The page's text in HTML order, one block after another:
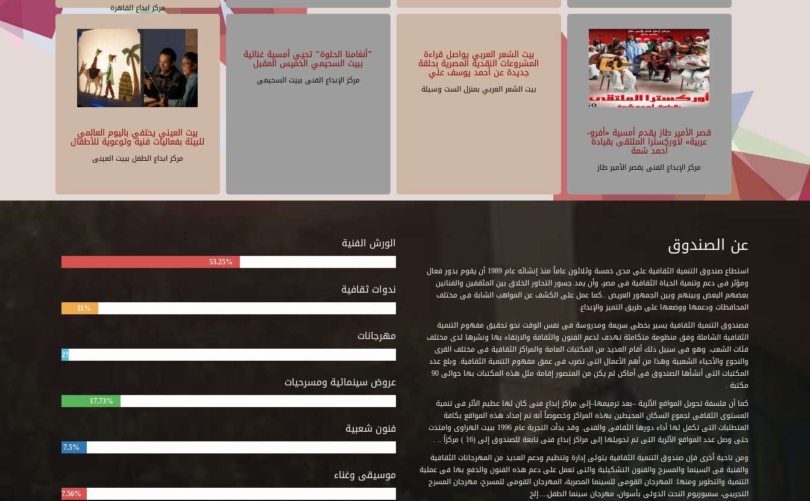
مركز ابداع القاهرة
بيت العيني يحتفي باليوم العالمي
للبيئة بفعاليات فنية وتوعوية للأطفال
مركز ابداع الطفل ببيت العينى
"أنغامنا الحلوة" تحيي أمسية غنائية
ببيت السحيمي الخميس المقبل
مركز الإبداع الفنى ببيت السحيمى
بيت الشعر العربي يواصل قراءة
المشروعات النقدية المصرية بحلقة
جديدة عن أحمد يوسف علي
بيت الشعر العربي بمنزل الست وسيلة
قصر الأمير طاز يقدم أمسية «أفرو-
عربية» لأوركسترا الملتقى بقيادة
أحمد شمة
مركز الإبداع الفنى بقصر الأمير طاز
الورش الفنية
53.25%
ندوات ثقافية
11%
مهرجانات
2%
عروض سينمائية ومسرحيات
17.73%
فنون شعبية
7.5%
موسيقى وغناء
7.56%
عن الصندوق
استطاع صندوق التنمية الثقافية على مدى خمسة وثلاثون عاماً منذ إنشائه عام 1989 أن يقوم بدور فعال
ومؤثر فى دعم وتنمية الحياة الثقافية فى مصر، وأن يمد جسور التحاور الخلاق بين المثقفين والفنانين
بعضهم البعض وبينهم وبين الجمهور العريض ..كما عمل على الكشف عن المواهب الشابة فى مختلف
المحافظات ودعمها ووضعها على طريق التميز والإبداع.
فصندوق التنمية الثقافية يسير بخطى سريعة ومدروسة فى نفس الوقت نحو تحقيق مفهوم التنمية
الثقافية الشاملة وفق منظومة متكاملة تهدف لدعم الفنون والثقافة والارتقاء بها ونشرها لدى مختلف
فئات الشعب. وهو فى سبيل ذلك أقام العديد من المكتبات العامة والمراكز الثقافية فى مختلف القرى
والنجوع والأحياء الشعبية وهذا من أهم الأعمال التى تضرب فى عمق مفهوم التنمية الثقافية. وبلغ عدد
المكتبات التى أنشأها الصندوق فى أماكن لم يكن من المتصور إقامة مثل هذه المكتبات بها حوالى 90
مكتبة .
كما أن فلسفة تحويل المواقع الأثرية –بعد ترميمها–إلى مراكز إبداع فنى كان لها عظيم الأثر فى تنمية
المستوى الثقافى لجموع السكان المحيطين بهذه المراكز وخصوصاً أنه تم إمداد هذه المواقع بكافة
المتطلبات التى تكفل لها أداء دورها الثقافى والفنى. وقد بدأت التجربة عام 1996 ببيت الهراوى وامتدت
حتى وصل عدد المواقع الأثرية التى تم تحويلها إلى مراكز إبداع فنى تابعة للصندوق إلى (16 ) مركزاً .. .
ومن ناحية أخرى فإن صندوق التنمية الثقافية يتولى إدارة وتنظيم ودعم العديد من المهرجانات الثقافية
والفنية فى السينما والمسرح والفنون التشكيلية والتى تعمل على دعم هذه الفنون والدفع بها فى عملية
التنمية والتطوير ومنها: المهرجان القومى للسينما المصرية، المهرجان القومى للمسرح، مهرجان المسرح
التجريبى، سمبوزيوم النحت الدولى بأسوان، مهرجان سينما الطفل.....إلخ